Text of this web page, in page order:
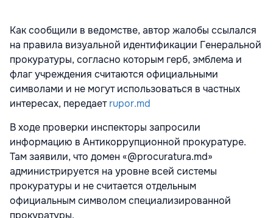
Как сообщили в ведомстве, автор жалобы ссылался
на правила визуальной идентификации Генеральной
прокуратуры, согласно которым герб, эмблема и
флаг учреждения считаются официальными
символами и не могут использоваться в частных
интересах, передаетrupor.md
В ходе проверки инспекторы запросили
информацию в Антикоррупционной прокуратуре.
Там заявили, что домен «@procuratura.md»
администрируется на уровне всей системы
прокуратуры и не считается отдельным
официальным символом специализированной
прокуратуры.